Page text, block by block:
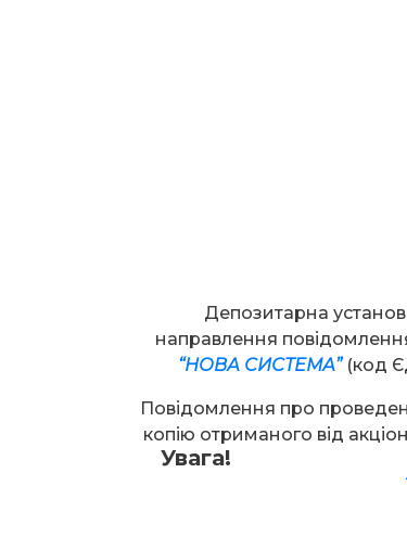
Увага!
Депозитарна
направлення
“НОВА СИСТЕМА” (код
Повідомлення про
копію отриманого від